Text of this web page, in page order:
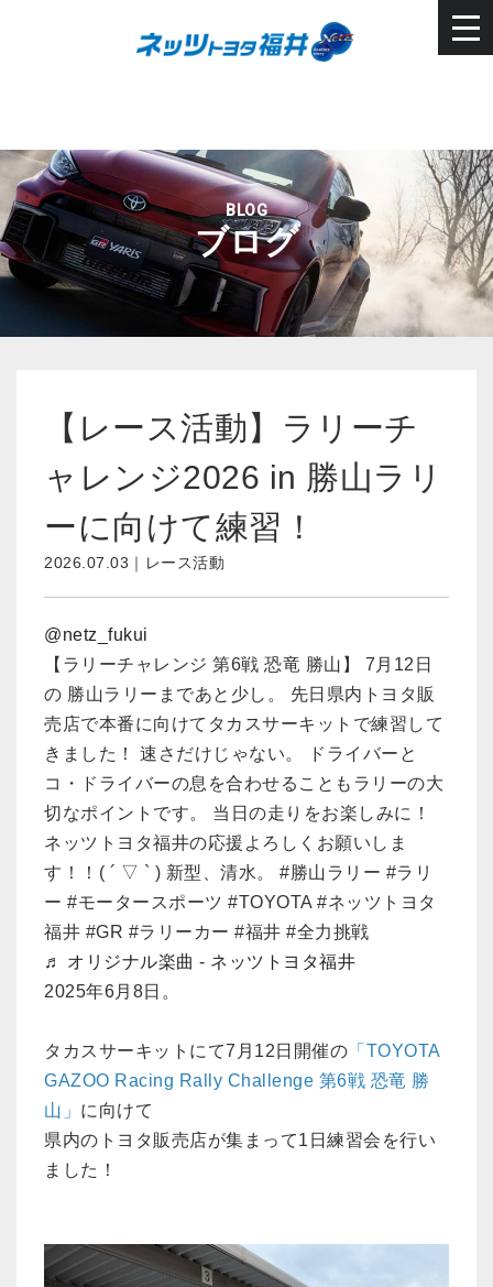
BLOG
ブログ
【レース活動】ラリーチ
ャレンジ2026 in 勝山ラリ
ーに向けて練習！
2026.07.03｜レース活動
@netz_fukui
【ラリーチャレンジ 第6戦 恐竜 勝山】 7月12日
の 勝山ラリーまであと少し。 先日県内トヨタ販
売店で本番に向けてタカスサーキットで練習して
きました！ 速さだけじゃない。 ドライバーと
コ・ドライバーの息を合わせることもラリーの大
切なポイントです。 当日の走りをお楽しみに！
ネッツトヨタ福井の応援よろしくお願いしま
す！！( ´ ▽ ` ) 新型、清水。 #勝山ラリー #ラリ
ー #モータースポーツ #TOYOTA #ネッツトヨタ
福井 #GR #ラリーカー #福井 #全力挑戦
♬ オリジナル楽曲 - ネッツトヨタ福井
2025年6月8日。
タカスサーキットにて7月12日開催の 「TOYOTA
GAZOO Racing Rally Challenge 第6戦 恐竜 勝
山」 に向けて
県内のトヨタ販売店が集まって1日練習会を行い
ました！